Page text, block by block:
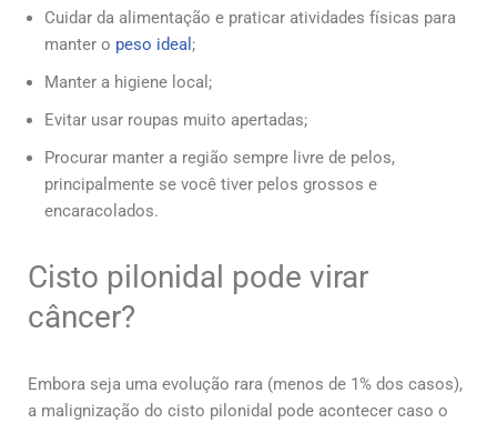
Cuidar da alimentação e praticar atividades físicas para
manter o peso ideal ;
Manter a higiene local;
Evitar usar roupas muito apertadas;
Procurar manter a região sempre livre de pelos,
principalmente se você tiver pelos grossos e
encaracolados.
Cisto pilonidal pode virar
câncer?
Embora seja uma evolução rara (menos de 1% dos casos),
a malignização do cisto pilonidal pode acontecer caso o